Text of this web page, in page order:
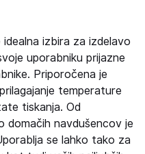
izbira za izdelavo
uporabniku prijazne
Priporočena je
temperature
tiskanja. Od
domačih navdušencov je
se lahko tako za